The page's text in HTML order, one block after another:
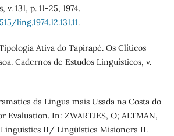
131, p. 11-25, 1974.
ling.1974.12.131.11.
Ativa do Tapirapé. Os Clíticos
Cadernos de Estudos Linguísticos, v.
da Lingua mais Usada na Costa do
Evaluation. In: ZWARTJES, O; ALTMAN,
Linguistics II/ Lingüística Misionera II.